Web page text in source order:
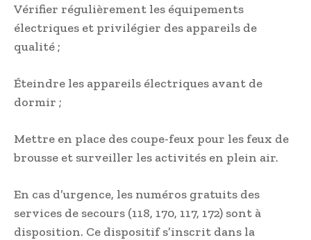
Vérifier régulièrement les équipements
électriques et privilégier des appareils de
qualité ;
Éteindre les appareils électriques avant de
dormir ;
Mettre en place des coupe-feux pour les feux de
brousse et surveiller les activités en plein air.
En cas d’urgence, les numéros gratuits des
services de secours (118, 170, 117, 172) sont à
disposition. Ce dispositif s’inscrit dans la